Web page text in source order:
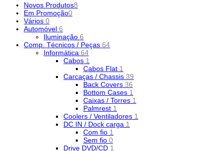
Novos Produtos8
Em Promoção0
Vários 0
Automóvel 6
Iluminação 6
Comp. Técnicos / Peças 64
Informática 64
Cabos 1
Cabos Flat 1
Carcaças / Chassis 39
Back Covers 36
Bottom Cases 1
Caixas / Torres 1
Palmrest 1
Coolers / Ventiladores 1
DC IN / Dock carga 1
Com fio 1
Sem fio 0
Drive DVD/CD 1